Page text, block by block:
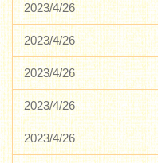
2023/4/26
2023/4/26
2023/4/26
2023/4/26
2023/4/26